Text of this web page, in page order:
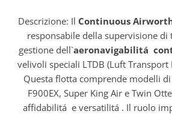
Descrizione: Il Continuous
responsabile della supervisione
gestione dell`aeronavigabilitá
velivoli speciali LTDB (Luft Transport
Questa flotta comprende modelli
F900EX, Super King Air e Twin
affidabilitá e versatilitá . Il ruolo